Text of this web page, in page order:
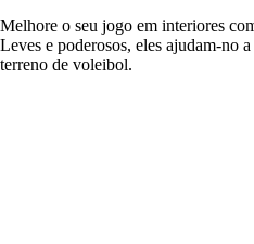
Melhore o seu jogo em interiores
Leves e poderosos, eles ajudam-no
terreno de voleibol.